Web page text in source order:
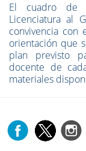
El cuadro de
Licenciatura al
convivencia con
orientación que
plan previsto
docente de
materiales